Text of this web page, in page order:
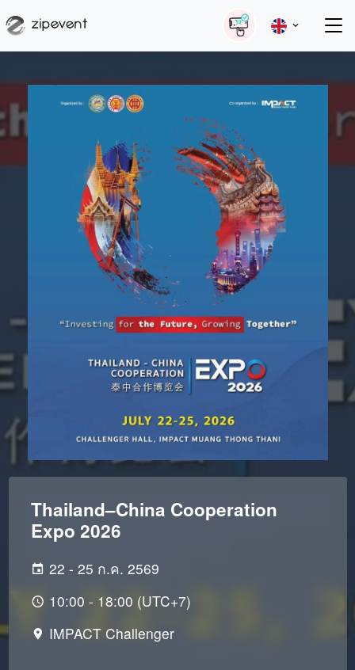
Thailand–China Cooperation
Expo 2026
22 - 25 ก.ค. 2569
10:00 - 18:00 (UTC+7)
IMPACT Challenger